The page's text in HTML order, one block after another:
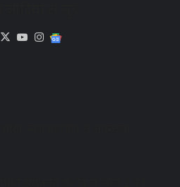
Facebook
X YouTubeInstagram